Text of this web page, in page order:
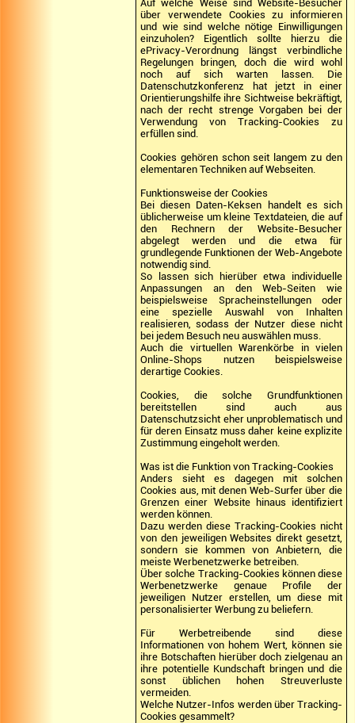
Auf welche Weise sind Website-Besucher
über verwendete Cookies zu informieren
und wie sind welche nötige Einwilligungen
einzuholen? Eigentlich sollte hierzu die
ePrivacy-Verordnung längst verbindliche
Regelungen bringen, doch die wird wohl
noch auf sich warten lassen. Die
Datenschutzkonferenz hat jetzt in einer
Orientierungshilfe ihre Sichtweise bekräftigt,
nach der recht strenge Vorgaben bei der
Verwendung von Tracking-Cookies zu
erfüllen sind.
Cookies gehören schon seit langem zu den
elementaren Techniken auf Webseiten.
Funktionsweise der Cookies
Bei diesen Daten-Keksen handelt es sich
üblicherweise um kleine Textdateien, die auf
den Rechnern der Website-Besucher
abgelegt werden und die etwa für
grundlegende Funktionen der Web-Angebote
notwendig sind.
So lassen sich hierüber etwa individuelle
Anpassungen an den Web-Seiten wie
beispielsweise Spracheinstellungen oder
eine spezielle Auswahl von Inhalten
realisieren, sodass der Nutzer diese nicht
bei jedem Besuch neu auswählen muss.
Auch die virtuellen Warenkörbe in vielen
Online-Shops nutzen beispielsweise
derartige Cookies.
Cookies, die solche Grundfunktionen
bereitstellen sind auch aus
Datenschutzsicht eher unproblematisch und
für deren Einsatz muss daher keine explizite
Zustimmung eingeholt werden.
Was ist die Funktion von Tracking-Cookies
Anders sieht es dagegen mit solchen
Cookies aus, mit denen Web-Surfer über die
Grenzen einer Website hinaus identifiziert
werden können.
Dazu werden diese Tracking-Cookies nicht
von den jeweiligen Websites direkt gesetzt,
sondern sie kommen von Anbietern, die
meiste Werbenetzwerke betreiben.
Über solche Tracking-Cookies können diese
Werbenetzwerke genaue Profile der
jeweiligen Nutzer erstellen, um diese mit
personalisierter Werbung zu beliefern.
Für Werbetreibende sind diese
Informationen von hohem Wert, können sie
ihre Botschaften hierüber doch zielgenau an
ihre potentielle Kundschaft bringen und die
sonst üblichen hohen Streuverluste
vermeiden.
Welche Nutzer-Infos werden über Tracking-
Cookies gesammelt?